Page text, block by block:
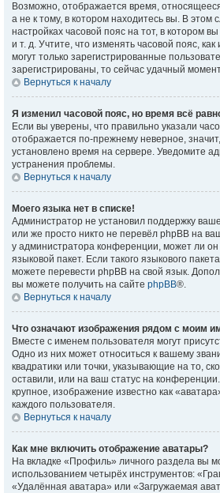
Возможно, отображается время,
а не к тому, в котором находитесь вы. В этом
настройках часовой пояс на тот, в котором
и т. д. Учтите, что изменять часовой пояс,
могут только зарегистрированные
зарегистрированы, то сейчас удачный
Вернуться к началу
Я изменил часовой пояс, но время всё
Если вы уверены, что правильно указали
отображается по-прежнему неверное,
установлено время на сервере. Уведомите
устранения проблемы.
Вернуться к началу
Моего языка нет в списке!
Администратор не установил поддержку
или же просто никто не перевёл phpBB на
у администратора конференции, может ли
языковой пакет. Если такого языкового
можете перевести phpBB на свой язык.
вы можете получить на сайте phpBB®.
Вернуться к началу
Что означают изображения рядом с моим
Вместе с именем пользователя могут
Одно из них может относиться к вашему
квадратики или точки, указывающие на то,
оставили, или на ваш статус на
крупное, изображение известно как
каждого пользователя.
Вернуться к началу
Как мне включить отображение аватары?
На вкладке «Профиль» личного раздела вы
использованием четырёх инструментов:
«Удалённая аватара» или «Загружаемая